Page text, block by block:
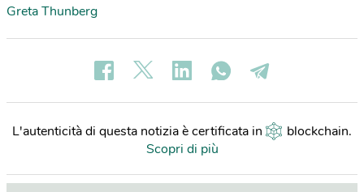
Greta Thunberg
L'autenticità di questa notizia è certificata in blockchain.
Scopri di più